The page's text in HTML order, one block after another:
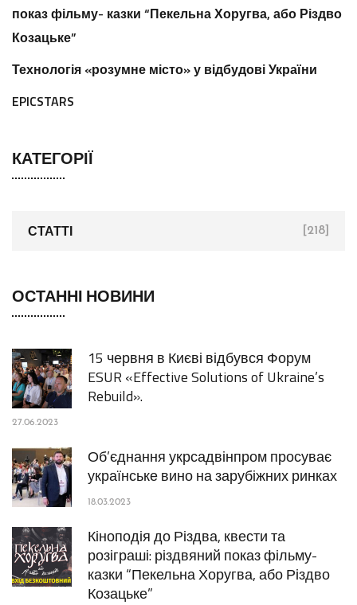
показ фільму- казки “Пекельна Хоругва, або Різдво
Козацьке”
Технологія «розумне місто» у відбудові України
EPICSTARS
КАТЕГОРІЇ
СТАТТІ [218]
ОСТАННІ НОВИНИ
15 червня в Києві відбувся Форум
ESUR «Effective Solutions of Ukraine’s
Rebuild».
27.06.2023
Об’єднання укрсадвінпром просуває
українське вино на зарубіжних ринках
18.03.2023
Кіноподія до Різдва, квести та
розіграші: різдвяний показ фільму-
казки “Пекельна Хоругва, або Різдво
Козацьке”